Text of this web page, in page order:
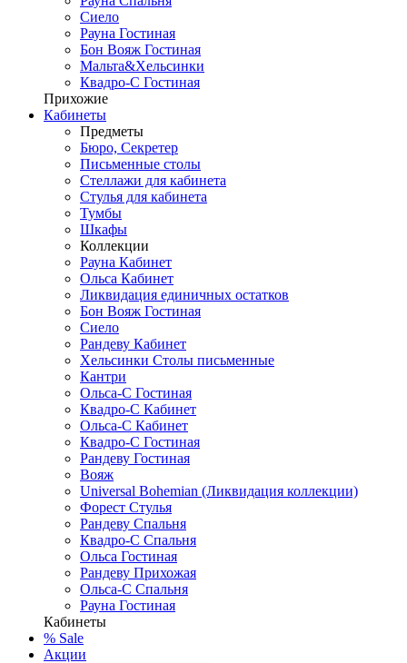
Сиело
Рауна Гостиная
Бон Вояж Гостиная
Мальта&Хельсинки
Квадро-С Гостиная
Прихожие
Кабинеты
Предметы
Бюро, Секретер
Письменные столы
Стеллажи для кабинета
Стулья для кабинета
Тумбы
Шкафы
Коллекции
Рауна Кабинет
Ольса Кабинет
Ликвидация единичных остатков
Бон Вояж Гостиная
Сиело
Рандеву Кабинет
Хельсинки Столы письменные
Кантри
Ольса-С Гостиная
Квадро-С Кабинет
Ольса-С Кабинет
Квадро-С Гостиная
Рандеву Гостиная
Вояж
Universal Bohemian (Ликвидация коллекции)
Форест Стулья
Рандеву Спальня
Квадро-С Спальня
Ольса Гостиная
Рандеву Прихожая
Ольса-С Спальня
Рауна Гостиная
Кабинеты
% Sale
Акции